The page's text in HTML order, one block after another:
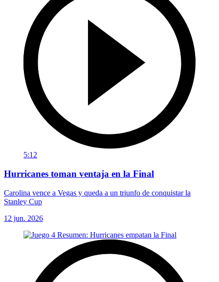
5:12
Hurricanes toman ventaja en la Final
Carolina vence a Vegas y queda a un triunfo de conquistar la
Stanley Cup
12 jun. 2026